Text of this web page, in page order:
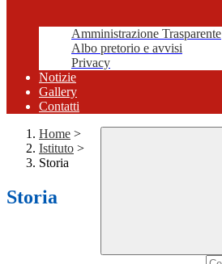
Amministrazione Trasparente
Albo pretorio e avvisi
Privacy
Notizie
Gallery
Contatti
Home >
Istituto >
Storia
Storia